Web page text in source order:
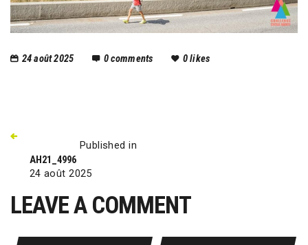
24 août 2025 0comments 0likes
Published in
AH21_4996
24 août 2025
LEAVE A COMMENT